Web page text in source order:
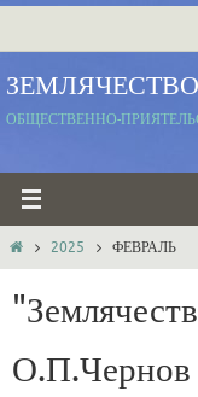
к
содержимому
ОБЩЕСТВЕННО-
ГЛАВНАЯ
2025 ФЕВРАЛЬ
О.П.Чернов